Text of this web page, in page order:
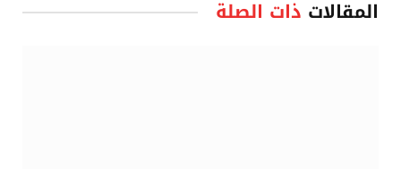
المقالات ذات الصلة